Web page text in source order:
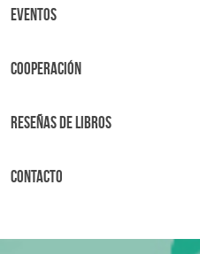
Eventos
Cooperación
Reseñas de libros
Contacto